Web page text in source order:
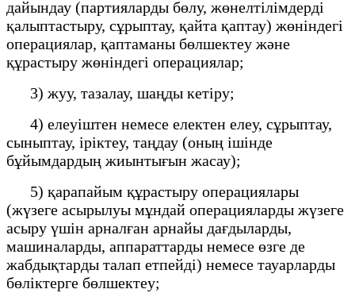
дайындау (партияларды бөлу, жөнелтілімдерді
қалыптастыру, сұрыптау, қайта қаптау) жөніндегі
операциялар, қаптаманы бөлшектеу және
құрастыру жөніндегі операциялар;
3) жуу, тазалау, шаңды кетіру;
4) елеуіштен немесе електен елеу, сұрыптау,
сыныптау, іріктеу, таңдау (оның ішінде
бұйымдардың жиынтығын жасау);
5) қарапайым құрастыру операциялары
(жүзеге асырылуы мұндай операцияларды жүзеге
асыру үшін арналған арнайы дағдыларды,
машиналарды, аппараттарды немесе өзге де
жабдықтарды талап етпейді) немесе тауарларды
бөліктерге бөлшектеу;